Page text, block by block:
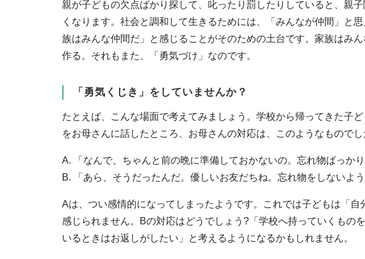
親が子どもの欠点ばかり探して、叱ったり罰したりしていると、親
くなります。社会と調和して生きるためには、「みんなが仲間」と
族はみんな仲間だ」と感じることがそのための土台です。家族はみ
作る。それもまた、「勇気づけ」なのです。
「勇気くじき」をしていませんか？
たとえば、こんな場面で考えてみましょう。学校から帰ってきた子
をお母さんに話したところ、お母さんの対応は、このようなものでし
A. 「なんで、ちゃんと前の晩に準備しておかないの。忘れ物ばっか
B. 「あら、そうだったんだ。優しいお友だちね。忘れ物をしないよ
Aは、つい感情的になってしまったようです。これでは子どもは「
感じられません。Bの対応はどうでしょう?「学校へ持っていくもの
いるときはお返しがしたい」と考えるようになるかもしれません。